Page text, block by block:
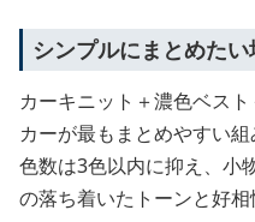
シンプルにまとめた
カーキニット＋濃色ベス
カーが最もまとめやすい組
色数は3色以内に抑え、小
の落ち着いたトーンと好相